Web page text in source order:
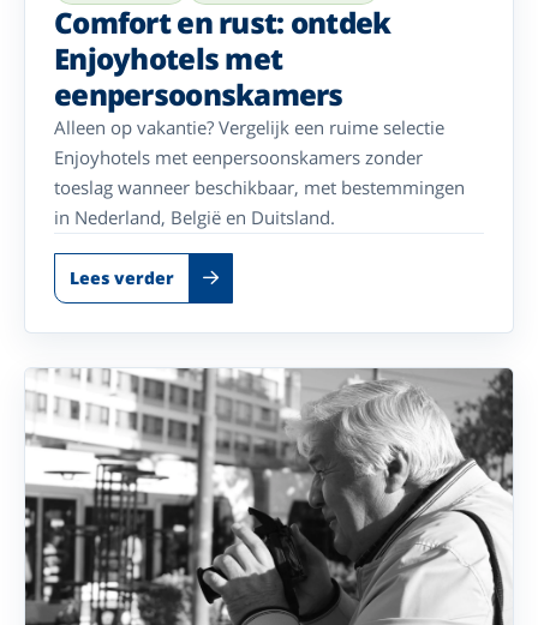
Comfort en rust: ontdek
Enjoyhotels met
eenpersoonskamers
Alleen op vakantie? Vergelijk een ruime selectie
Enjoyhotels met eenpersoonskamers zonder
toeslag wanneer beschikbaar, met bestemmingen
in Nederland, België en Duitsland.
Lees verder